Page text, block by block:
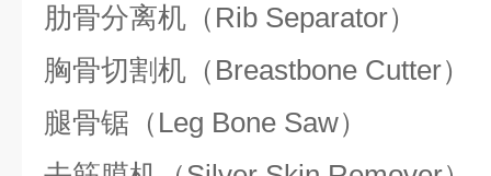
肋骨分离机（ Rib Separator）
胸骨切割机（ Breastbone Cutter）
腿骨锯（ Leg Bone Saw）